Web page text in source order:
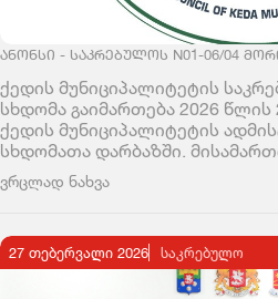
ᲐᲜᲝᲜᲡᲘ - ᲡᲐᲙᲠᲔᲑᲣᲚᲝᲡ N01-06/04
ქედის მუნიციპალიტეტის
სხდომა გაიმართება 2026 წლის
ქედის მუნიციპალიტეტის
სხდომათა დარბაზში.
ვრცლად ნახვა
27 თებერვალი 2026 ᲡᲐᲙᲠᲔᲑᲣᲚᲝ